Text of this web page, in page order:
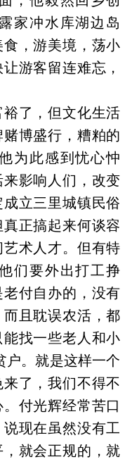
家冲水库湖边岛
，游美境，荡小
游客留连难忘，
裕了，但文化生活
博盛行，糟粕的
为此感到忧心忡
影响人们，改变
立三里城镇民俗
正搞起来何谈容
术人才。但有特
们要外出打工挣
付自办的，没有
且耽误农活，都
找一些老人和小
户。就是这样一个
了，我们不得不
付光辉经常苦口
现在虽然没有工
就会正规的，就